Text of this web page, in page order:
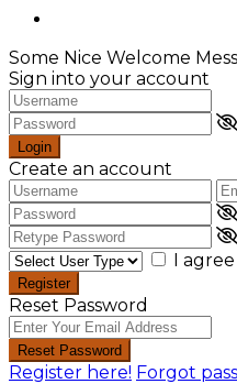
Some Nice Welcome
Sign into your account
Login
Create an account
I
Register
Reset Password
Reset Password
Register here! Forgot